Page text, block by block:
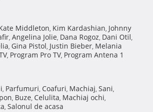
Middleton, Kim Kardashian, Johnny
, Angelina Jolie, Dana Rogoz, Dani Otil,
, Gina Pistol, Justin Bieber, Melania
, Program Pro TV, Program Antena 1
, Parfumuri, Coafuri, Machiaj, Sani,
, Buze, Celulita, Machiaj ochi,
, Salonul de acasa